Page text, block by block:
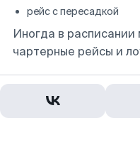
рейс с пересадкой
Иногда в расписании
чартерные рейсы и